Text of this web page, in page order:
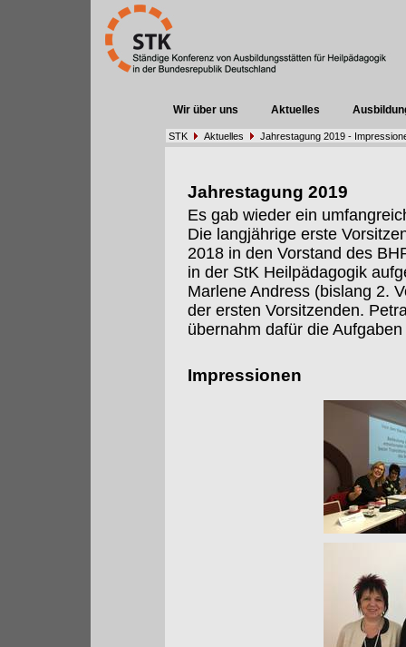
Wir über uns Aktuelles
STK Aktuelles Jahrestagung 2019 -
Jahrestagung 2019
Es gab wieder ein
Die langjährige erste
2018 in den Vorstand des
in der StK Heilpädagogik
Marlene Andress (bislang 2.
der ersten Vorsitzenden.
übernahm dafür die
Impressionen